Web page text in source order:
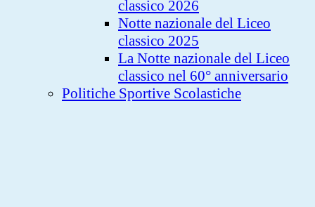
classico 2026
Notte nazionale del Liceo
classico 2025
La Notte nazionale del Liceo
classico nel 60° anniversario
Politiche Sportive Scolastiche